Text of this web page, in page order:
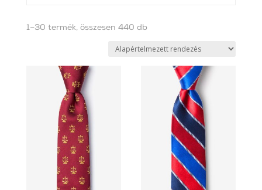
1–30 termék, összesen 440 db